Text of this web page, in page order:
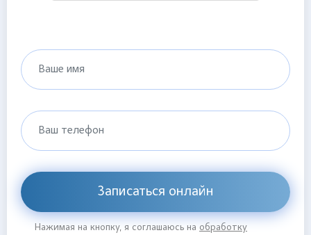
Ваше имя
Ваш телефон
Записаться онлайн
Нажимая на кнопку, я соглашаюсь на обработку